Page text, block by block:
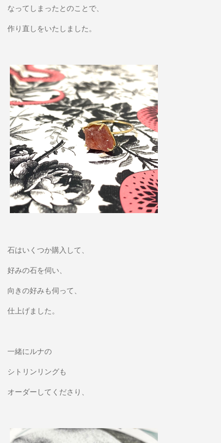
なってしまったとのことで、
作り直しをいたしました。
石はいくつか購入して、
好みの石を伺い、
向きの好みも伺って、
仕上げました。
一緒にルナの
シトリンリングも
オーダーしてくださり、